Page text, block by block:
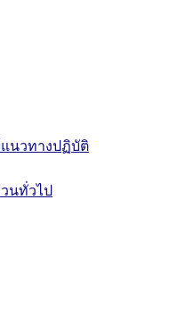
นวทางปฏิบัติ
นทั่วไป